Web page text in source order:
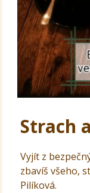
Strach
Vyjít z
zbavíš všeho,
Pilíková.